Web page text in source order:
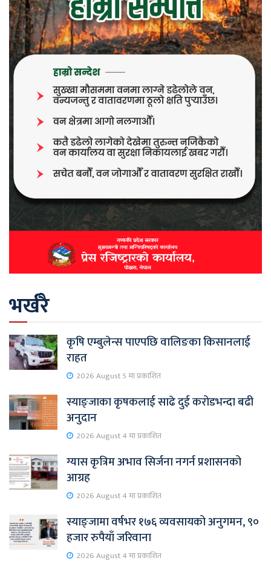
भर्खरै
कृषि एम्बुलेन्स पाएपछि वालिङका किसानलाई
राहत
2026 August 5 मा प्रकाशित
स्याङ्जाका कृषकलाई साढे दुई करोडभन्दा बढी
अनुदान
2026 August 4 मा प्रकाशित
ग्यास कृत्रिम अभाव सिर्जना नगर्न प्रशासनको
आग्रह
2026 August 4 मा प्रकाशित
स्याङ्जामा वर्षभर १७६ व्यवसायको अनुगमन, ९०
हजार रुपैयाँ जरिवाना
2026 August 4 मा प्रकाशित